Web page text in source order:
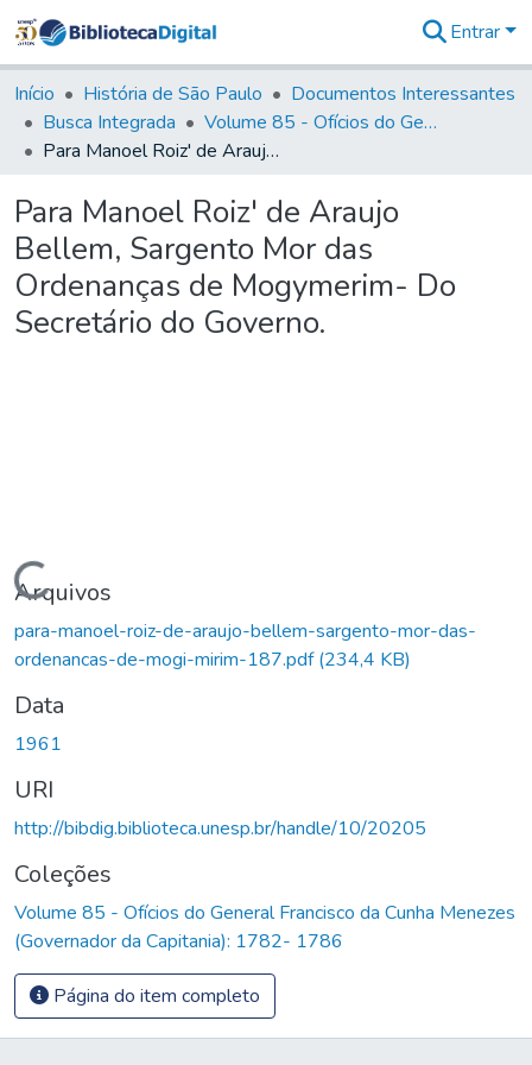
&
Coleções
Tudo na
Biblioteca
Estatísticas
Entrar
Início História de São Paulo
Documentos Interessantes
Busca Integrada
Volume 85 - Ofícios do General Francisco da Cunha Menezes (Governador da Capitania): 1782- 1786
Para Manoel Roiz' de Araujo Bellem, Sargento Mor das Ordenanças de Mogymerim- Do Secretário do Governo.
Para Manoel Roiz' de Araujo
Bellem, Sargento Mor das
Ordenanças de Mogymerim- Do
Secretário do Governo.
Carregando...
Arquivos
para-manoel-roiz-de-araujo-bellem-sargento-mor-das-
ordenancas-de-mogi-mirim-187.pdf(234,4 KB)
Data
1961
URI
http://bibdig.biblioteca.unesp.br/handle/10/20205
Coleções
Volume 85 - Ofícios do General Francisco da Cunha Menezes
(Governador da Capitania): 1782- 1786
Página do item completo